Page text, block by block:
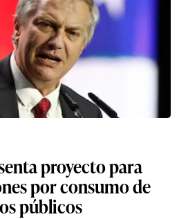
proyecto para
por consumo de
públicos